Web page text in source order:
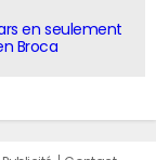
en seulement
Broca